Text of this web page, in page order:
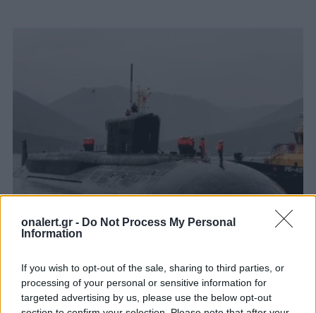
onalert.gr - Do Not Process My Personal
Information
If you wish to opt-out of the sale, sharing to third parties, or
processing of your personal or sensitive information for
targeted advertising by us, please use the below opt-out
Ρωσία: Ανησυχία για τα πυρηνοκίνητα
υποβρύχια Borei-A του Στόλου του
Ειρηνικού που σταθμεύουν στο
επίκεντρο του σεισμού των 8,8 Ρίχτερ